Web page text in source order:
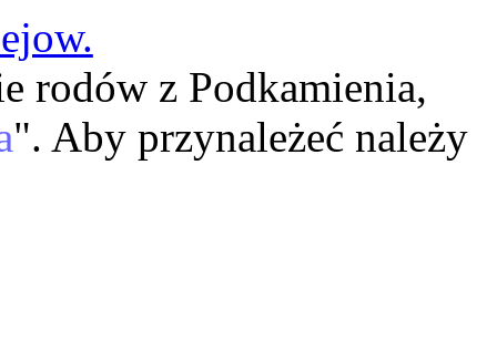
rodów z Podkamienia,
". Aby przynależeć należy